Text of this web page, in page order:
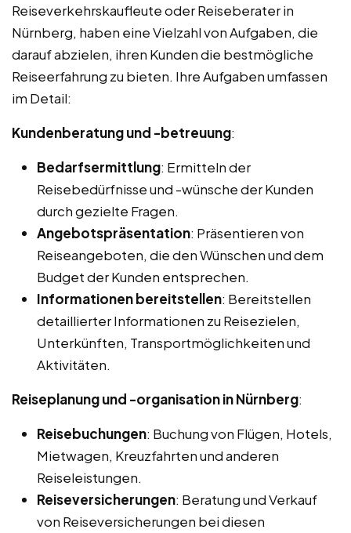
Reiseverkehrskaufleute oder Reiseberater in
Nürnberg, haben eine Vielzahl von Aufgaben, die
darauf abzielen, ihren Kunden die bestmögliche
Reiseerfahrung zu bieten. Ihre Aufgaben umfassen
im Detail:
Kundenberatung und -betreuung:
Bedarfsermittlung: Ermitteln der
Reisebedürfnisse und -wünsche der Kunden
durch gezielte Fragen.
Angebotspräsentation: Präsentieren von
Reiseangeboten, die den Wünschen und dem
Budget der Kunden entsprechen.
Informationen bereitstellen: Bereitstellen
detaillierter Informationen zu Reisezielen,
Unterkünften, Transportmöglichkeiten und
Aktivitäten.
Reiseplanung und -organisation in Nürnberg:
Reisebuchungen: Buchung von Flügen, Hotels,
Mietwagen, Kreuzfahrten und anderen
Reiseleistungen.
Reiseversicherungen: Beratung und Verkauf
von Reiseversicherungen bei diesen